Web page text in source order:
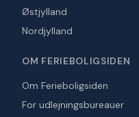
Østjylland
Nordjylland
OM FERIEBOLIGSIDEN
Om Ferieboligsiden
For udlejningsbureauer